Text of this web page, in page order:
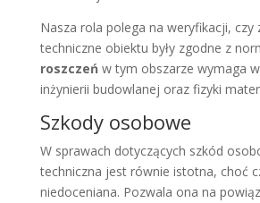
Nasza rola polega na weryfikacji, czy
techniczne obiektu były zgodne z
roszczeńw tym obszarze wymaga
inżynierii budowlanej oraz fizyki
Szkody osobowe
W sprawach dotyczących szkód
techniczna jest równie istotna, choć
niedoceniana. Pozwala ona na